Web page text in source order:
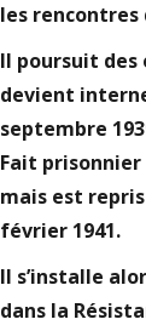
les rencontres
Il poursuit des
devient
septembre
Fait prisonnier
mais est
février 1941.
Il s’installe
dans la